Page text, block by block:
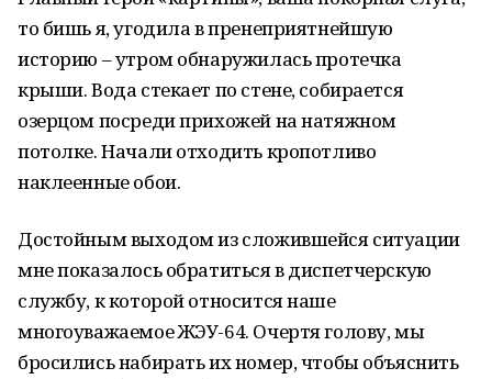
то бишь я, угодила в пренеприятнейшую
историю – утром обнаружилась протечка
крыши. Вода стекает по стене, собирается
озерцом посреди прихожей на натяжном
потолке. Начали отходить кропотливо
наклеенные обои.
Достойным выходом из сложившейся ситуации
мне показалось обратиться в диспетчерскую
службу, к которой относится наше
многоуважаемое ЖЭУ-64. Очертя голову, мы
бросились набирать их номер, чтобы объяснить